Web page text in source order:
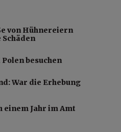
von Hühnereiern
besuchen
War die Erhebung
einem Jahr im Amt